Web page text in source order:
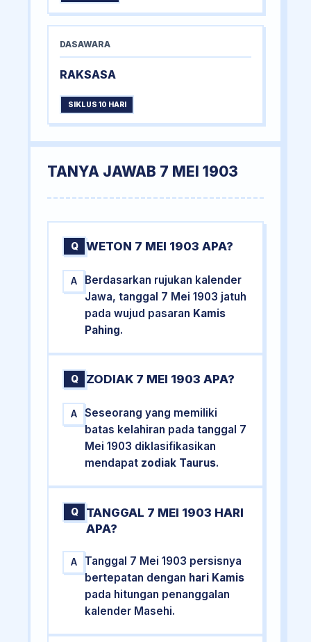
DASAWARA
RAKSASA
SIKLUS 10 HARI
TANYA JAWAB 7 MEI 1903
Q WETON 7 MEI 1903 APA?
A
Berdasarkan rujukan kalender
Jawa, tanggal 7 Mei 1903 jatuh
pada wujud pasaran Kamis
Pahing.
Q ZODIAK 7 MEI 1903 APA?
A
Seseorang yang memiliki
batas kelahiran pada tanggal 7
Mei 1903 diklasifikasikan
mendapat zodiak Taurus.
Q
TANGGAL 7 MEI 1903 HARI
APA?
A
Tanggal 7 Mei 1903 persisnya
bertepatan dengan hari Kamis
pada hitungan penanggalan
kalender Masehi.